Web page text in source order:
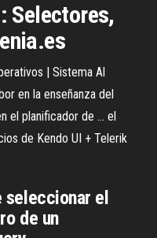
Selectores,
| Sistema Al
en la enseñanza del
el planificador de ... el
de Kendo UI + Telerik
el
de un